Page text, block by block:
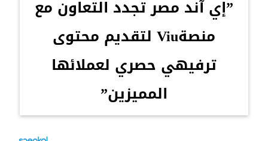
”إي آند مصر تجدد التعاون مع
منصةViu لتقديم محتوى
ترفيهي حصري لعملائها
المميزين”